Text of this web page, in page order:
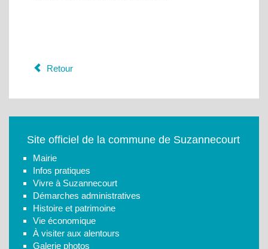
Retour
Site officiel de la commune de Suzannecourt
Mairie
Infos pratiques
Vivre à Suzannecourt
Démarches administratives
Histoire et patrimoine
Vie économique
À visiter aux alentours
Galerie photos